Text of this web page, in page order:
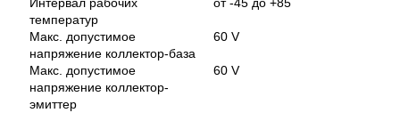
Интервал рабочих
температур
от -45 до +85
Макс. допустимое
напряжение коллектор-база
60 V
Макс. допустимое
напряжение коллектор-
эмиттер
60 V